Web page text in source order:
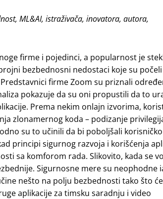
ML&AI, istraživača, inovatora, autora,
firme i pojedinci, a popularnost je
bezbednosni nedostaci koje su
firme Zoom su priznali
pokazuje da su oni propustili da to
Prema nekim onlajn izvorima,
zlonamernog koda – podizanje
su to učinili da bi poboljšali korisničko
principi sigurnog razvoja i korišćenja
sa komforom rada. Slikovito, kada se
Sigurnosne mere su neophodne
nešto na polju bezbednosti tako što će
aplikacije za timsku saradnju i video